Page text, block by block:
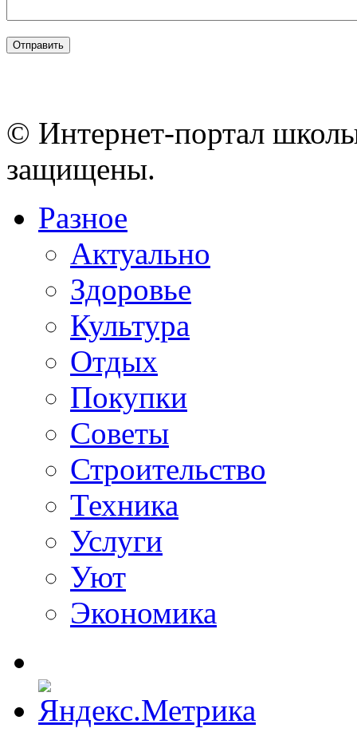
© Интернет-портал
защищены.
Разное
Актуально
Здоровье
Культура
Отдых
Покупки
Советы
Строительство
Техника
Услуги
Уют
Экономика